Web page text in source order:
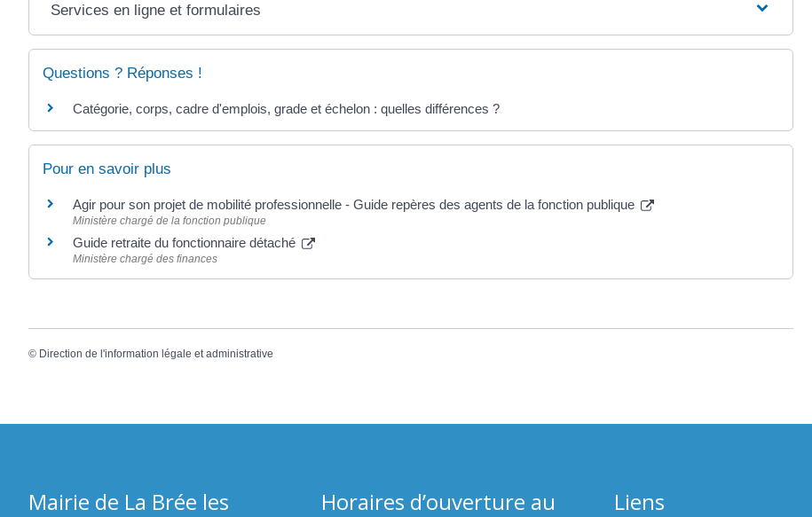
Services en ligne et formulaires
Questions ? Réponses !
Catégorie, corps, cadre d'emplois, grade et échelon : quelles différences ?
Pour en savoir plus
Agir pour son projet de mobilité professionnelle - Guide repères des agents de la fonction publique
Ministère chargé de la fonction publique
Guide retraite du fonctionnaire détaché
Ministère chargé des finances
© Direction de l'information légale et administrative
Mairie de La Brée les
Horaires d’ouverture au
Liens